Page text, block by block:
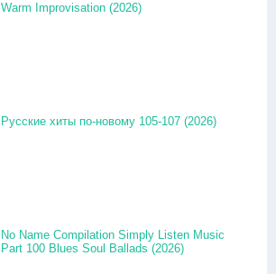
Warm Improvisation (2026)
Русские хиты по-новому 105-107 (2026)
No Name Compilation Simply Listen Music
Part 100 Blues Soul Ballads (2026)